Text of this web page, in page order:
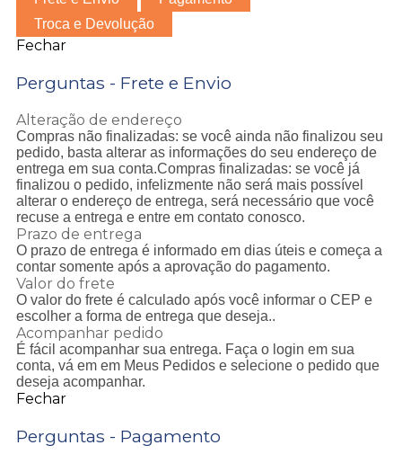
Troca e Devolução
Fechar
Perguntas - Frete e Envio
Alteração de endereço
Compras não finalizadas: se você ainda não finalizou seu
pedido, basta alterar as informações do seu endereço de
entrega em sua conta.Compras finalizadas: se você já
finalizou o pedido, infelizmente não será mais possível
alterar o endereço de entrega, será necessário que você
recuse a entrega e entre em contato conosco.
Prazo de entrega
O prazo de entrega é informado em dias úteis e começa a
contar somente após a aprovação do pagamento.
Valor do frete
O valor do frete é calculado após você informar o CEP e
escolher a forma de entrega que deseja..
Acompanhar pedido
É fácil acompanhar sua entrega. Faça o login em sua
conta, vá em em Meus Pedidos e selecione o pedido que
deseja acompanhar.
Fechar
Perguntas - Pagamento